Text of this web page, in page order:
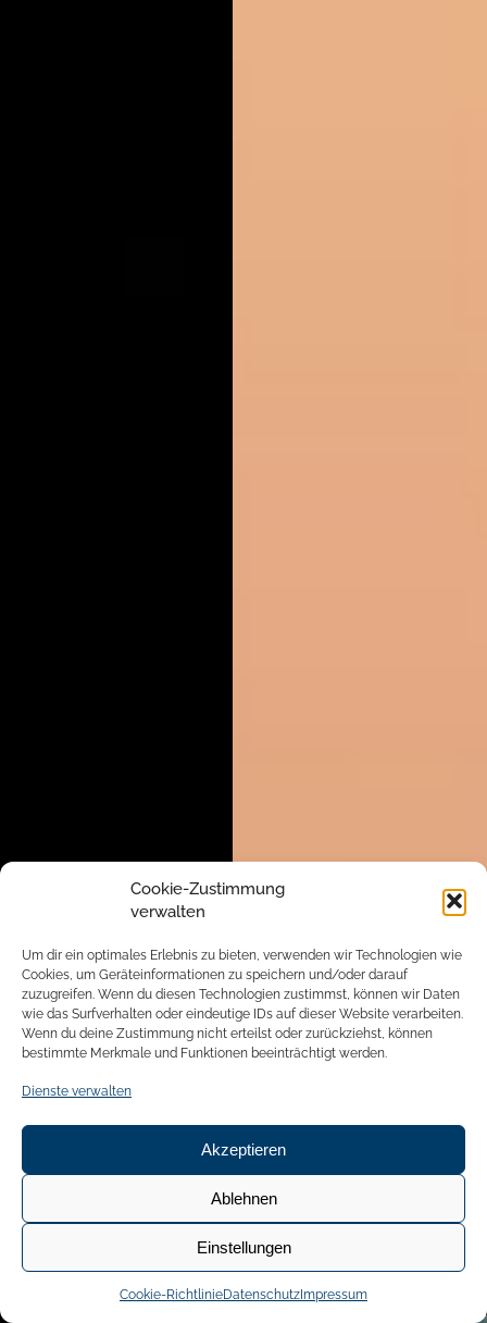
Cookie-Zustimmung
verwalten
Um dir ein optimales Erlebnis zu bieten, verwenden wir Technologien wie
Cookies, um Geräteinformationen zu speichern und/oder darauf
zuzugreifen. Wenn du diesen Technologien zustimmst, können wir Daten
wie das Surfverhalten oder eindeutige IDs auf dieser Website verarbeiten.
Wenn du deine Zustimmung nicht erteilst oder zurückziehst, können
bestimmte Merkmale und Funktionen beeinträchtigt werden.
Dienste verwalten
Akzeptieren
Ablehnen
Einstellungen
Cookie-RichtlinieDatenschutz Impressum
Führungskräfte aus dem Reich der
wilden Tiere lernen können.
sondern von ihr erzählt: sie passiert in
der Weite Namibias und im nahen Hier
und Jetzt. Mensch und Tier –
erstaunlich ähnlich und dann doch
ganz anders.
Zwei Autoren. Zwei Welten. Und Sie